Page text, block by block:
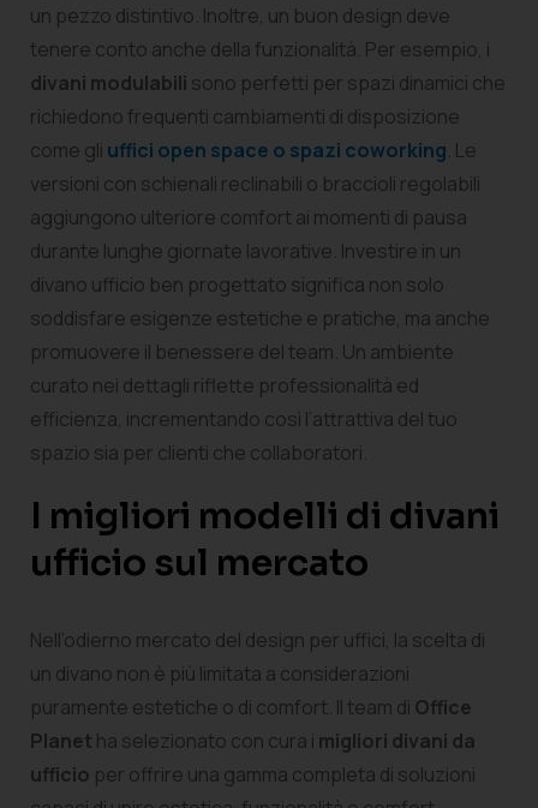
un pezzo distintivo. Inoltre, un buon design deve
tenere conto anche della funzionalità. Per esempio, i
divani modulabili sono perfetti per spazi dinamici che
richiedono frequenti cambiamenti di disposizione
come gli uffici open space o spazi coworking. Le
versioni con schienali reclinabili o braccioli regolabili
aggiungono ulteriore comfort ai momenti di pausa
durante lunghe giornate lavorative. Investire in un
divano ufficio ben progettato significa non solo
soddisfare esigenze estetiche e pratiche, ma anche
promuovere il benessere del team. Un ambiente
curato nei dettagli riflette professionalità ed
efficienza, incrementando così l’attrattiva del tuo
spazio sia per clienti che collaboratori.
I migliori modelli di divani
ufficio sul mercato
Nell’odierno mercato del design per uffici, la scelta di
un divano non è più limitata a considerazioni
puramente estetiche o di comfort. Il team di Office
Planet ha selezionato con cura i migliori divani da
ufficio per offrire una gamma completa di soluzioni